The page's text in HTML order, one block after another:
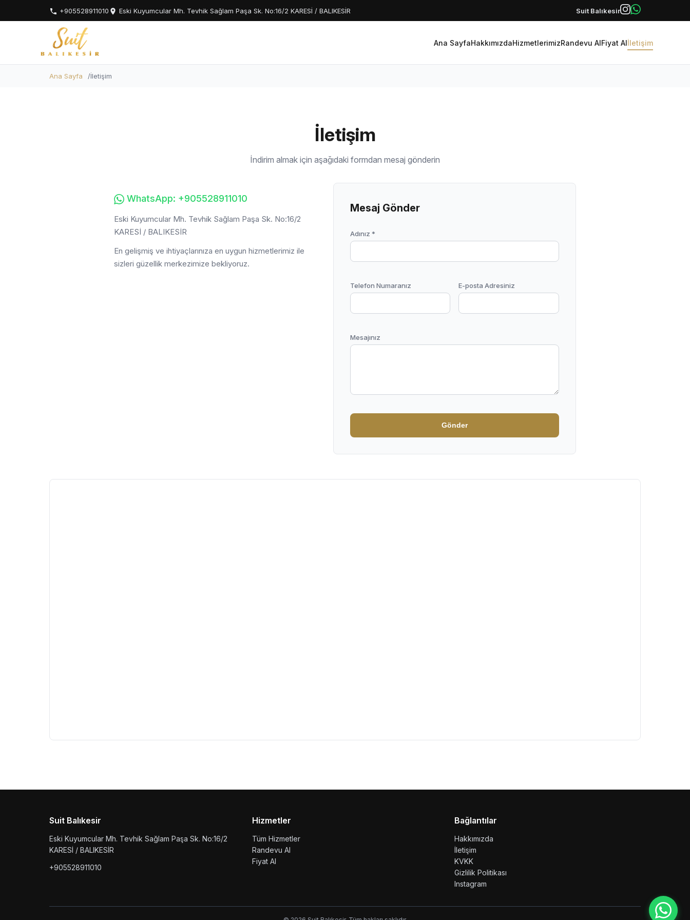
+905528911010 Eski Kuyumcular Mh. Tevhik Sağlam Paşa Sk. No:16/2 KARESİ / BALIKESİR Suit Balıkesir
Ana SayfaHakkımızdaHizmetlerimizRandevu AlFiyat Alİletişim
Ana Sayfa İletişim
İletişim
İndirim almak için aşağıdaki formdan mesaj gönderin
WhatsApp: +905528911010
Eski Kuyumcular Mh. Tevhik Sağlam Paşa Sk. No:16/2
KARESİ / BALIKESİR
En gelişmiş ve ihtiyaçlarınıza en uygun hizmetlerimiz ile
sizleri güzellik merkezimize bekliyoruz.
Mesaj Gönder
Adınız *
Telefon Numaranız E-posta Adresiniz
Mesajınız
Gönder
Suit Balıkesir
Eski Kuyumcular Mh. Tevhik Sağlam Paşa Sk. No:16/2
KARESİ / BALIKESİR
+905528911010
Hizmetler
Tüm Hizmetler
Randevu Al
Fiyat Al
Bağlantılar
Hakkımızda
İletişim
KVKK
Gizlilik Politikası
Instagram